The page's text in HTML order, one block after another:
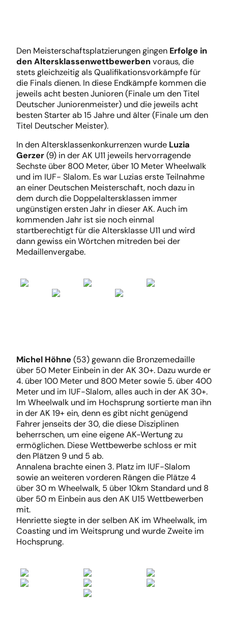
Den Meisterschaftsplatzierungen gingen Erfolge in
den Altersklassenwettbewerben voraus, die
stets gleichzeitig als Qualifikationsvorkämpfe für
die Finals dienen. In diese Endkämpfe kommen die
jeweils acht besten Junioren (Finale um den Titel
Deutscher Juniorenmeister) und die jeweils acht
besten Starter ab 15 Jahre und älter (Finale um den
Titel Deutscher Meister).
In den Altersklassenkonkurrenzen wurde Luzia
Gerzer(9) in der AK U11 jeweils hervorragende
Sechste über 800 Meter, über 10 Meter Wheelwalk
und im IUF- Slalom. Es war Luzias erste Teilnahme
an einer Deutschen Meisterschaft, noch dazu in
dem durch die Doppelaltersklassen immer
ungünstigen ersten Jahr in dieser AK. Auch im
kommenden Jahr ist sie noch einmal
startberechtigt für die Altersklasse U11 und wird
dann gewiss ein Wörtchen mitreden bei der
Medaillenvergabe.
Michel Höhne (53) gewann die Bronzemedaille
über 50 Meter Einbein in der AK 30+. Dazu wurde er
4. über 100 Meter und 800 Meter sowie 5. über 400
Meter und im IUF-Slalom, alles auch in der AK 30+.
Im Wheelwalk und im Hochsprung sortierte man ihn
in der AK 19+ ein, denn es gibt nicht genügend
Fahrer jenseits der 30, die diese Disziplinen
beherrschen, um eine eigene AK-Wertung zu
ermöglichen. Diese Wettbewerbe schloss er mit
den Plätzen 9 und 5 ab.
Annalena brachte einen 3. Platz im IUF-Slalom
sowie an weiteren vorderen Rängen die Plätze 4
über 30 m Wheelwalk, 5 über 10km Standard und 8
über 50 m Einbein aus den AK U15 Wettbewerben
mit.
Henriette siegte in der selben AK im Wheelwalk, im
Coasting und im Weitsprung und wurde Zweite im
Hochsprung.